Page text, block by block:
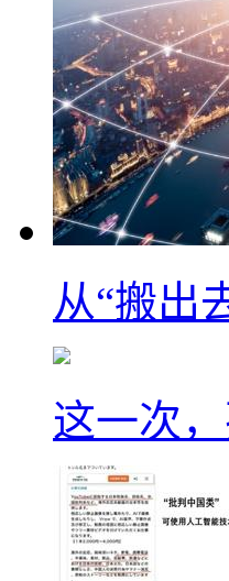
从“搬出
这一次